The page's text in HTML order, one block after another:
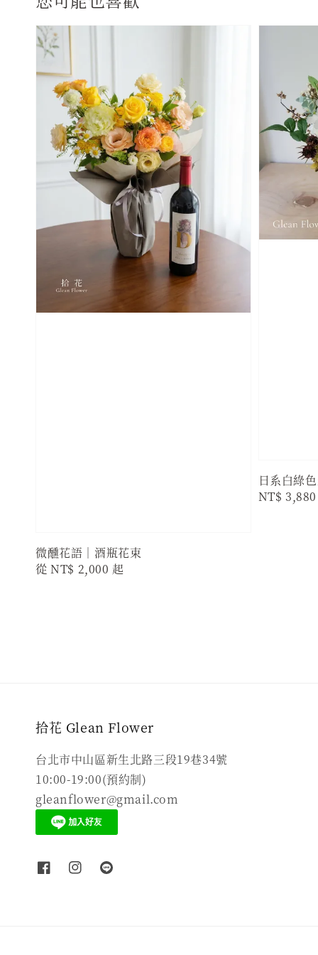
微醺花語｜酒瓶花束
Regular
從NT$ 2,000 起
日系白綠
Regular
NT$ 3,880
拾花 Glean Flower
台北市中山區新生北路三段19巷34號
10:00-19:00(預約制)
gleanflower@gmail.com